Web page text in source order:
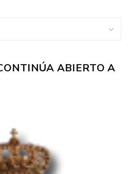
ABIERTO A